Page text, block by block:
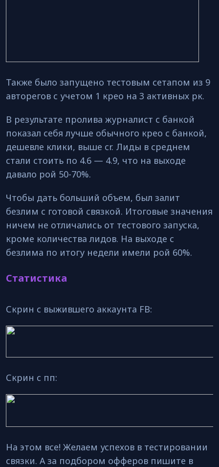
Также было запущено тестовым сетапом из 9
авторегов с учетом 1 крео на 3 активных рк.
В результате пролива журналист с банкой
показал себя лучше обычного крео с банкой,
дешевле клики, выше cr. Лиды в среднем
стали стоить по 4.6 — 4.9, что на выходе
давало рой 50-70%.
Чтобы дать больший объем, был залит
безлим с готовой связкой. Итоговые значения
ничем не отличались от тестового запуска,
кроме количества лидов. На выходе с
безлима по итогу недели имели рой 60%.
Статистика
Скрин с выжившего аккаунта FB:
Скрин с пп:
На этом все! Желаем успехов в тестировании
связки. А за подбором офферов пишите в